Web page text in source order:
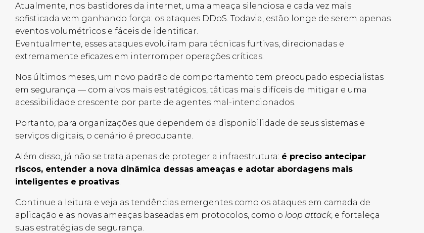
Atualmente, nos bastidores da internet, uma ameaça silenciosa e cada vez mais
sofisticada vem ganhando força: os ataques DDoS. Todavia, estão longe de serem apenas
eventos volumétricos e fáceis de identificar.
Eventualmente, esses ataques evoluíram para técnicas furtivas, direcionadas e
extremamente eficazes em interromper operações críticas.
Nos últimos meses, um novo padrão de comportamento tem preocupado especialistas
em segurança — com alvos mais estratégicos, táticas mais difíceis de mitigar e uma
acessibilidade crescente por parte de agentes mal-intencionados.
Portanto, para organizações que dependem da disponibilidade de seus sistemas e
serviços digitais, o cenário é preocupante.
Além disso, já não se trata apenas de proteger a infraestrutura: é preciso antecipar
riscos, entender a nova dinâmica dessas ameaças e adotar abordagens mais
inteligentes e proativas
Continue a leitura e veja as tendências emergentes como os ataques em camada de
aplicação e as novas ameaças baseadas em protocolos, como o loop attack, e fortaleça
suas estratégias de segurança.